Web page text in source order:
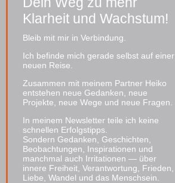
Klarheit und Wachstum!
Bleib mit mir in Verbindung.
Ich befinde mich gerade selbst auf einer
neuen Reise.
Zusammen mit meinem Partner Heiko
entstehen neue Gedanken, neue
Projekte, neue Wege und neue Fragen.
In meinem Newsletter teile ich keine
schnellen Erfolgstipps.
Sondern Gedanken, Geschichten,
Beobachtungen, Inspirationen und
manchmal auch Irritationen — über
innere Freiheit, Verantwortung, Frieden,
Liebe, Wandel und das Menschsein.